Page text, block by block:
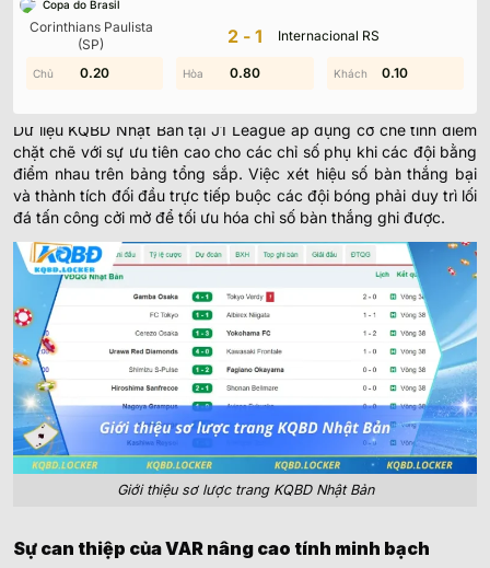
Copa do Brasil
Corinthians Paulista
(SP)
2-1 Internacional RS
0.70 1.70 1.10
0.20 0.80 0.10
Nền tảng kết quả bóng đá tại Nhật Bản hiện nay phản ánh sự ổn
định về mặt cấu trúc giải đấu cùng tính chuyên nghiệp trong
công tác thống kê dữ liệu.
Dữ liệu KQBD Nhật Bản tại J1 League áp dụng cơ chế tính điểm
chặt chẽ với sự ưu tiên cao cho các chỉ số phụ khi các đội bằng
điểm nhau trên bảng tổng sắp. Việc xét hiệu số bàn thắng bại
và thành tích đối đầu trực tiếp buộc các đội bóng phải duy trì lối
đá tấn công cởi mở để tối ưu hóa chỉ số bàn thắng ghi được.
Giới thiệu sơ lược trang KQBD Nhật Bản
Sự can thiệp của VAR nâng cao tính minh bạch